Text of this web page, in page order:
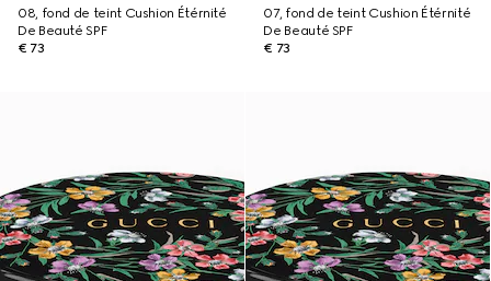
08, fond de teint Cushion Étérnité
De Beauté SPF
€ 73
07, fond de teint Cushion Étérnité
De Beauté SPF
€ 73